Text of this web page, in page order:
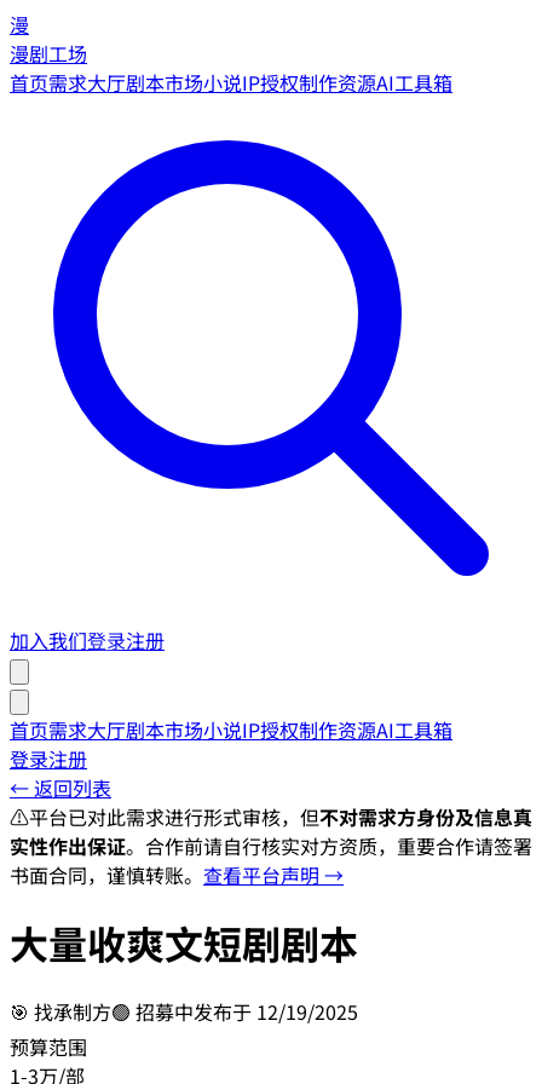
漫
漫剧工场
首页需求大厅剧本市场小说IP授权制作资源AI工具箱
加入我们登录注册
首页需求大厅剧本市场小说IP授权制作资源AI工具箱
登录注册
← 返回列表
⚠️平台已对此需求进行形式审核，但不对需求方身份及信息真
实性作出保证。合作前请自行核实对方资质，重要合作请签署
书面合同，谨慎转账。 查看平台声明 →
大量收爽文短剧剧本
🎯 找承制方🟢 招募中发布于 12/19/2025
预算范围
1-3万/部